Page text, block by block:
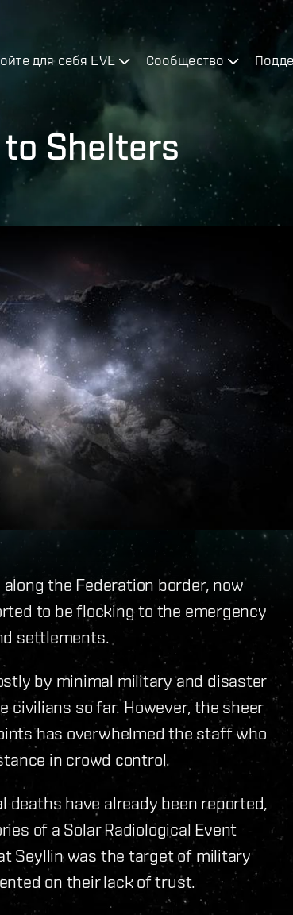
для себя EVE Сообщество
Shelters
along the Federation border, now
to be flocking to the emergency
settlements.
by minimal military and disaster
civilians so far. However, the sheer
has overwhelmed the staff who
in crowd control.
deaths have already been reported,
of a Solar Radiological Event
Seyllin was the target of military
on their lack of trust.